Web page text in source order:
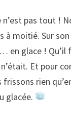
n’est pas tout !
à moitié. Sur
en glace !
Et pour
rien
glacée.